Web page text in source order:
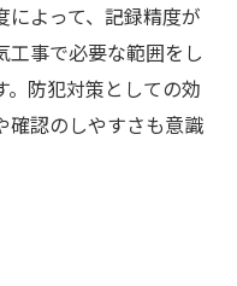
よって、記録精度が
工事で必要な範囲をし
。防犯対策としての効
確認のしやすさも意識